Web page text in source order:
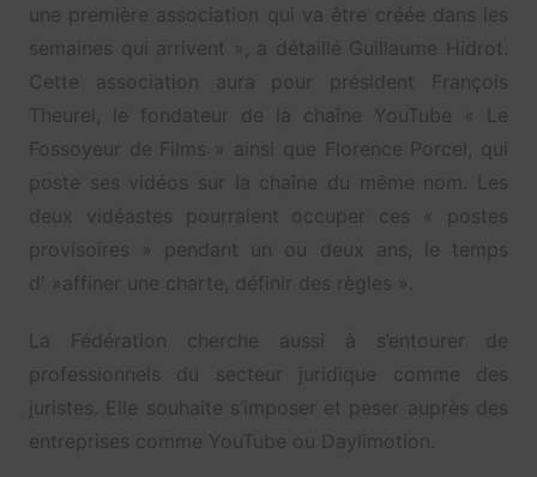
une première association qui va être créée dans les
semaines qui arrivent », a détaillé Guillaume Hidrot.
Cette association aura pour président François
Theurel, le fondateur de la chaîne YouTube « Le
Fossoyeur de Films » ainsi que Florence Porcel, qui
poste ses vidéos sur la chaîne du même nom. Les
deux vidéastes pourraient occuper ces « postes
provisoires » pendant un ou deux ans, le temps
d' »affiner une charte, définir des règles ».
La Fédération cherche aussi à s’entourer de
professionnels du secteur juridique comme des
juristes. Elle souhaite s’imposer et peser auprès des
entreprises comme YouTube ou Daylimotion.